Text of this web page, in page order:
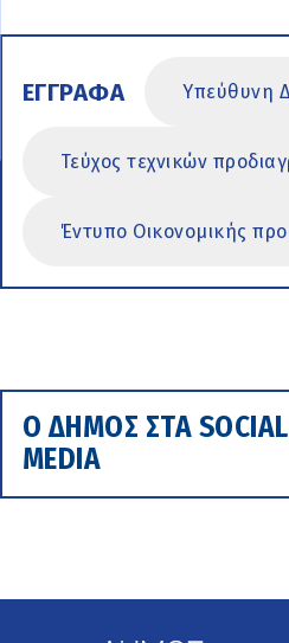
ΕΓΓΡΑΦΑ Υπεύθυνη
Τεύχος τεχνικών
Έντυπο Οικονομικής
Ο ΔΗΜΟΣ ΣΤΑ SOCIAL
MEDIA